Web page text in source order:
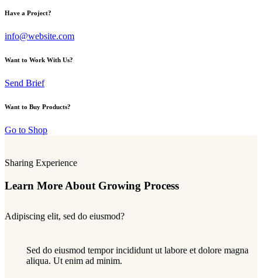
Have a Project?
info@website.com
Want to Work With Us?
Send Brief
Want to Buy Products?
Go to Shop
Sharing Experience
Learn More About Growing Process
Adipiscing elit, sed do eiusmod?
Sed do eiusmod tempor incididunt ut labore et dolore magna
aliqua. Ut enim ad minim.